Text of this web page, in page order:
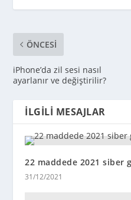
ÖNCESI
iPhone’da zil sesi nasıl
ayarlanır ve değiştirilir?
İLGILI MESAJLAR
22 maddede 2021 siber
31/12/2021